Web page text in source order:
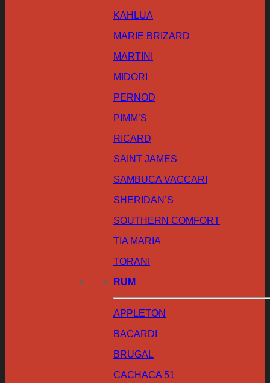
KAHLUA
MARIE BRIZARD
MARTINI
MIDORI
PERNOD
PIMM’S
RICARD
SAINT JAMES
SAMBUCA VACCARI
SHERIDAN’S
SOUTHERN COMFORT
TIA MARIA
TORANI
RUM
APPLETON
BACARDI
BRUGAL
CACHACA 51